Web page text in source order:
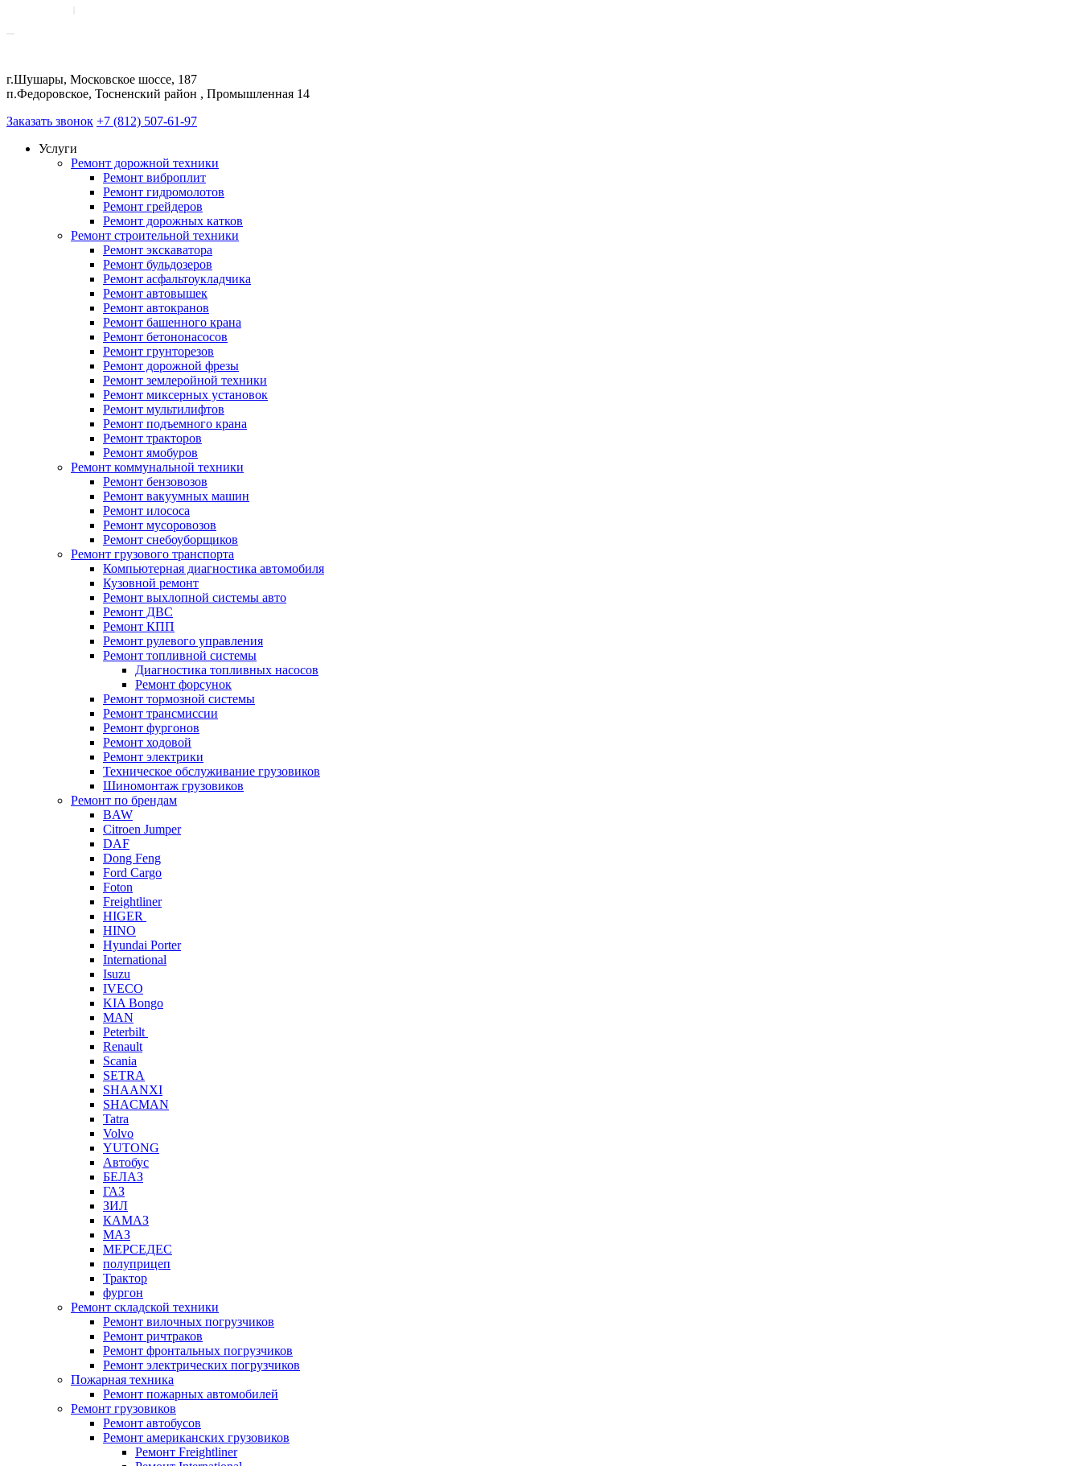
г.Шушары, Московское шоссе, 187
п.Федоровское, Тосненский район , Промышленная 14
Заказать звонок +7 (812) 507-61-97
Услуги
Ремонт дорожной техники
Ремонт виброплит
Ремонт гидромолотов
Ремонт грейдеров
Ремонт дорожных катков
Ремонт строительной техники
Ремонт экскаватора
Ремонт бульдозеров
Ремонт асфальтоукладчика
Ремонт автовышек
Ремонт автокранов
Ремонт башенного крана
Ремонт бетононасосов
Ремонт грунторезов
Ремонт дорожной фрезы
Ремонт землеройной техники
Ремонт миксерных установок
Ремонт мультилифтов
Ремонт подъемного крана
Ремонт тракторов
Ремонт ямобуров
Ремонт коммунальной техники
Ремонт бензовозов
Ремонт вакуумных машин
Ремонт илососа
Ремонт мусоровозов
Ремонт снебоуборщиков
Ремонт грузового транспорта
Компьютерная диагностика автомобиля
Кузовной ремонт
Ремонт выхлопной системы авто
Ремонт ДВС
Ремонт КПП
Ремонт рулевого управления
Ремонт топливной системы
Диагностика топливных насосов
Ремонт форсунок
Ремонт тормозной системы
Ремонт трансмиссии
Ремонт фургонов
Ремонт ходовой
Ремонт электрики
Техническое обслуживание грузовиков
Шиномонтаж грузовиков
Ремонт по брендам
BAW
Citroen Jumper
DAF
Dong Feng
Ford Cargo
Foton
Freightliner
HIGER
HINO
Hyundai Porter
International
Isuzu
IVECO
KIA Bongo
MAN
Peterbilt
Renault
Scania
SETRA
SHAANXI
SHACMAN
Tatra
Volvo
YUTONG
Автобус
БЕЛАЗ
ГАЗ
ЗИЛ
КАМАЗ
МАЗ
МЕРСЕДЕС
полуприцеп
Трактор
фургон
Ремонт складской техники
Ремонт вилочных погрузчиков
Ремонт ричтраков
Ремонт фронтальных погрузчиков
Ремонт электрических погрузчиков
Пожарная техника
Ремонт пожарных автомобилей
Ремонт грузовиков
Ремонт автобусов
Ремонт американских грузовиков
Ремонт Freightliner